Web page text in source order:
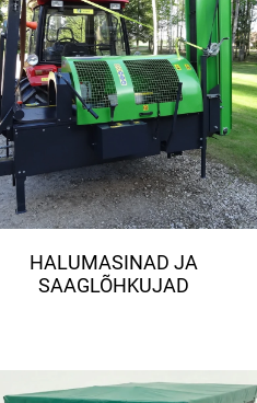
HALUMASINAD JA
SAAGLÕHKUJAD